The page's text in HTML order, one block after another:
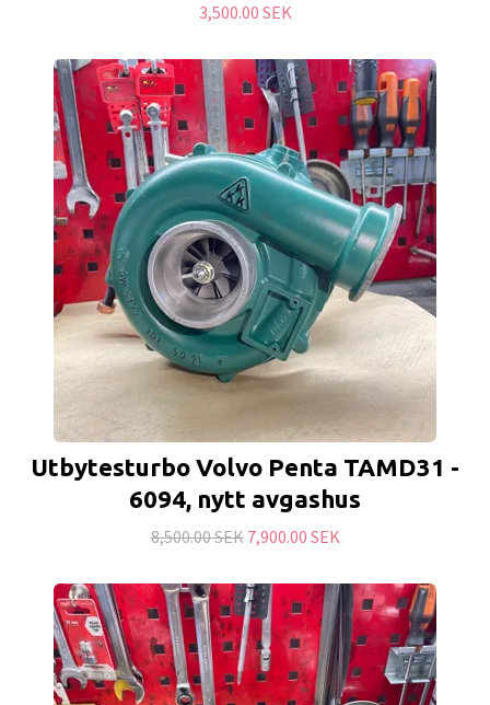
3,500.00 SEK
Utbytesturbo Volvo Penta TAMD31 -
6094, nytt avgashus
8,500.00 SEK 7,900.00 SEK